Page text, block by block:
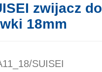
zwijacz do
18mm
SUISEI